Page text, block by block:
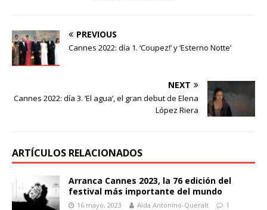
PREVIOUS
Cannes 2022: día 1. ‘Coupez!’ y ‘Esterno Notte’
NEXT
Cannes 2022: día 3. ‘El agua’, el gran debut de Elena
López Riera
ARTÍCULOS RELACIONADOS
Arranca Cannes 2023, la 76 edición del
festival más importante del mundo
16 mayo, 2023 Aïda Antonino-Queralt 1